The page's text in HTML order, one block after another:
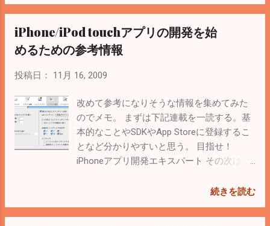
json-frameworkを導入。 以下やり方。基本
的には wiki に書いてある（英語）
JSON_2.2.2.dmgをダウンロードしてMacで
実行。 SDKsディレクトリ
を/Developper/Libraryにドラッグ&ドロップ
プロジェクト→プロジェクトの設定を編集
→ビルド→アーキテクチャの「追加SDK」
の値をダブルクリックして以下を追記
/Developer/Library/SDKs/JSON/${PLATFOR
M_NAME}.sdk $HOMEはユーザーのホームデ
いと思う。 さらにリンクの「他のリンクフ
ストールは完了。 試すときは #import
iPhone/iPod touchアプリの開発を始
めるための参考情報
投稿日： 11月 16, 2009
改めて参考になりそうな情報を集めてみた
のでメモ。 まずは下記連載を一読する。基
本的なことやSDKやApp Storeに登録するこ
となど分かりやすいと思う。 目指せ！
iPhoneアプリ開発エキスパート その次は
流れを書くと Macを手に入れる Apple IDを
iPhone SDKをダウンロード、インストール
続きを読む